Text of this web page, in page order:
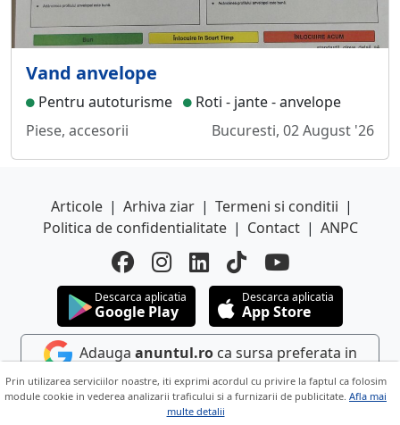
Vand anvelope
Pentru autoturisme
Roti - jante - anvelope
Piese, accesorii
Bucuresti, 02 August '26
Articole | Arhiva ziar | Termeni si conditii |
Politica de confidentialitate | Contact | ANPC
Descarca aplicatia
Google Play
Descarca aplicatia
App Store
Adauga anuntul.roca sursa preferata in
Google
Copyright © 2026 ANUNTUL TELEFONIC
Prin utilizarea serviciilor noastre, iti exprimi acordul cu privire la faptul ca folosim
module cookie in vederea analizarii traficului si a furnizarii de publicitate. Afla mai
multe detalii